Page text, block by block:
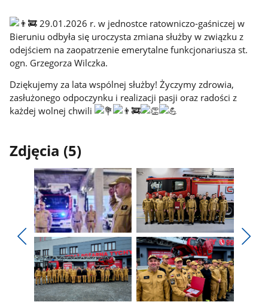
29.01.2026 r. w jednostce ratowniczo-gaśniczej w
Bieruniu odbyła się uroczysta zmiana służby w związku z
odejściem na zaopatrzenie emerytalne funkcjonariusza st.
ogn. Grzegorza Wilczka.
Dziękujemy za lata wspólnej służby! Życzymy zdrowia,
zasłużonego odpoczynku i realizacji pasji oraz radości z
każdej wolnej chwili
Zdjęcia (5)
Pokaż
poprzednie
zdjęcia
Pokaż
zdjęcie
1
z
galerii.
Pokaż
zdjęcie
2
z
galerii.